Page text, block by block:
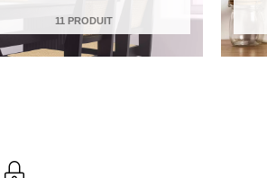
11 PRODUIT